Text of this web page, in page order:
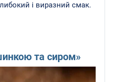
і виразний смак.
та сиром»